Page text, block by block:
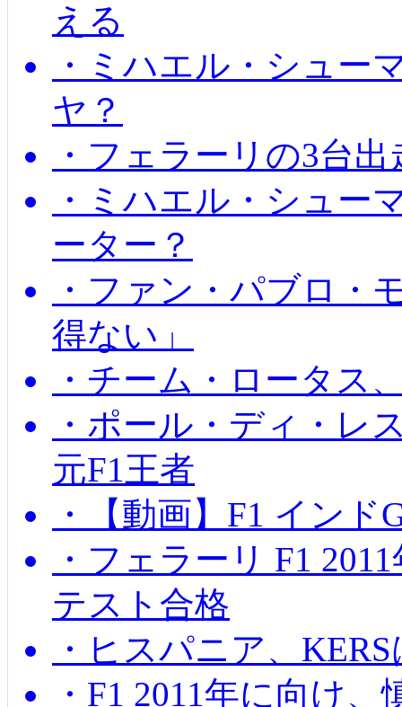
える
・ミハエル・シュー
ヤ？
・フェラーリの3台
・ミハエル・シュー
ーター？
・ファン・パブロ・
得ない」
・チーム・ロータス
・ポール・ディ・レ
元F1王者
・【動画】F1 イン
・フェラーリ F1
テスト合格
・ヒスパニア、
・F1 2011年に向け